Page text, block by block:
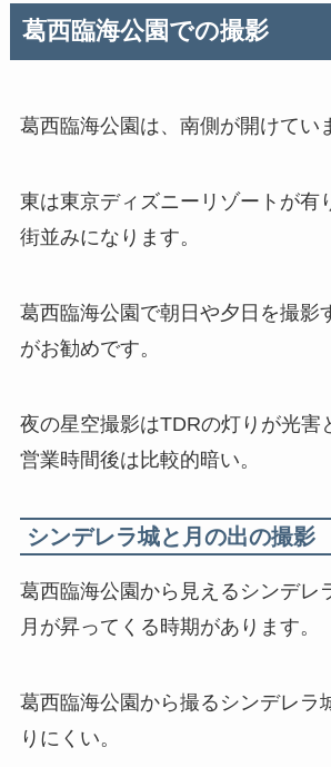
葛西臨海公園での撮影
葛西臨海公園は、南側が開けてい
東は東京ディズニーリゾートが有
街並みになります。
葛西臨海公園で朝日や夕日を撮影
がお勧めです。
夜の星空撮影はTDRの灯りが光害
営業時間後は比較的暗い。
シンデレラ城と月の出の撮影
葛西臨海公園から見えるシンデレ
月が昇ってくる時期があります。
葛西臨海公園から撮るシンデレラ
りにくい。